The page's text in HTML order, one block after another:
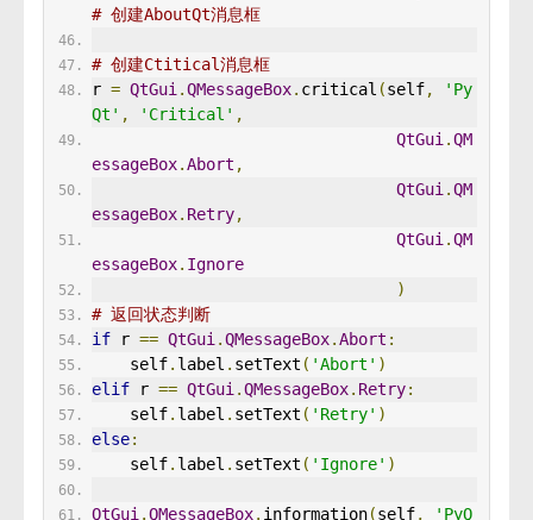
# 创建AboutQt消息框
# 创建Ctitical消息框
r = QtGui .QMessageBox. critical (self,
'Py
Qt' , 'Critical' ,
QtGui .QM
essageBox.Abort ,
QtGui .QM
essageBox. Retry,
QtGui .QM
essageBox. Ignore
)
# 返回状态判断
if r == QtGui .QMessageBox.Abort :
    self
. label . setText ( 'Abort' )
elif r == QtGui .QMessageBox. Retry:
    self
. label . setText ( 'Retry' )
else:
    self
. label . setText ( 'Ignore' )
QtGui .QMessageBox. information(self, 'PyQ